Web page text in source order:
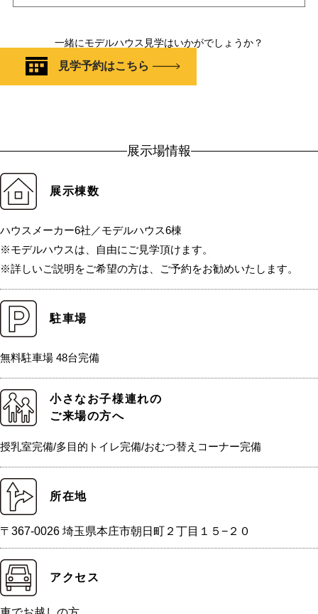
一緒にモデルハウス見学はいかがでしょうか？
見学予約はこちら
展示場情報
展示棟数
ハウスメーカー6社／モデルハウス6棟
※モデルハウスは、自由にご見学頂けます。
※詳しいご説明をご希望の方は、ご予約をお勧めいたします。
駐車場
無料駐車場 48台完備
小さなお子様連れの
ご来場の方へ
授乳室完備/多目的トイレ完備/おむつ替えコーナー完備
所在地
〒367-0026 埼玉県本庄市朝日町２丁目１５−２０
アクセス